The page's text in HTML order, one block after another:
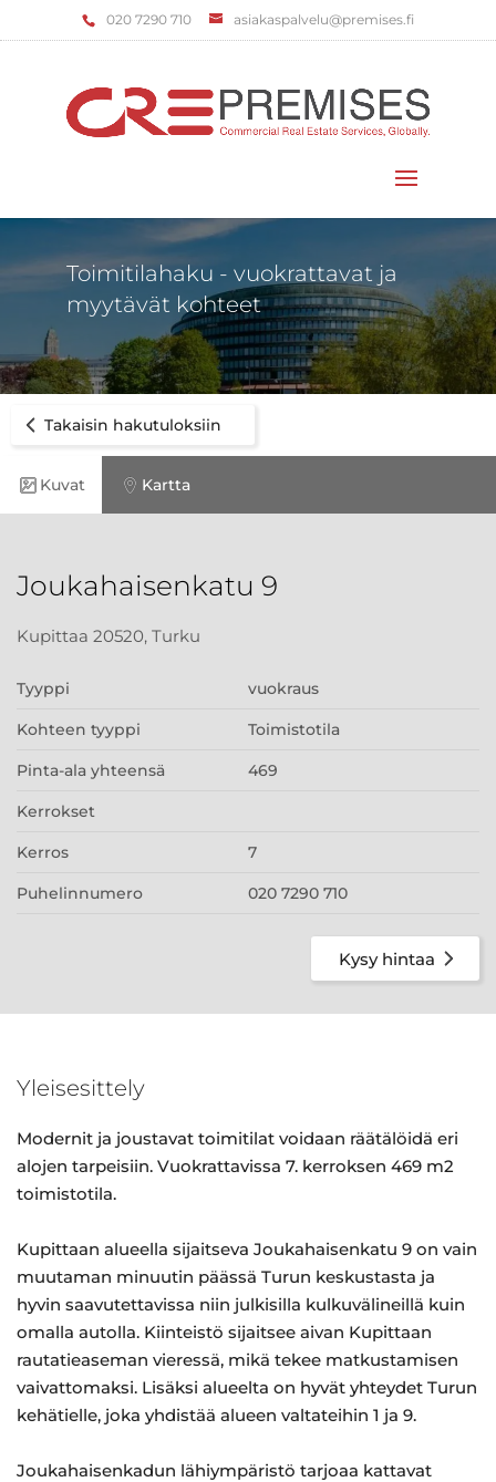
‌020 7290 710 asiakaspalvelu@premises.fi
Toimitilahaku - vuokrattavat ja
myytävät kohteet
Takaisin hakutuloksiin
Kuvat Kartta
Joukahaisenkatu 9
Kupittaa 20520, Turku
Tyyppi vuokraus
Kohteen tyyppi Toimistotila
Pinta-ala yhteensä 469
Kerrokset
Kerros 7
Puhelinnumero 020 7290 710
Kysy hintaa
Yleisesittely
Modernit ja joustavat toimitilat voidaan räätälöidä eri
alojen tarpeisiin. Vuokrattavissa 7. kerroksen 469 m2
toimistotila.
Kupittaan alueella sijaitseva Joukahaisenkatu 9 on vain
muutaman minuutin päässä Turun keskustasta ja
hyvin saavutettavissa niin julkisilla kulkuvälineillä kuin
omalla autolla. Kiinteistö sijaitsee aivan Kupittaan
rautatieaseman vieressä, mikä tekee matkustamisen
vaivattomaksi. Lisäksi alueelta on hyvät yhteydet Turun
kehätielle, joka yhdistää alueen valtateihin 1 ja 9.
Joukahaisenkadun lähiympäristö tarjoaa kattavat